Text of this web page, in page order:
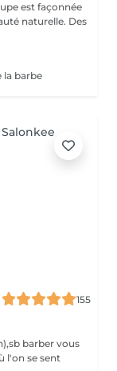
est façonnée
naturelle. Des
la barbe
155
barber vous
l'on se sent